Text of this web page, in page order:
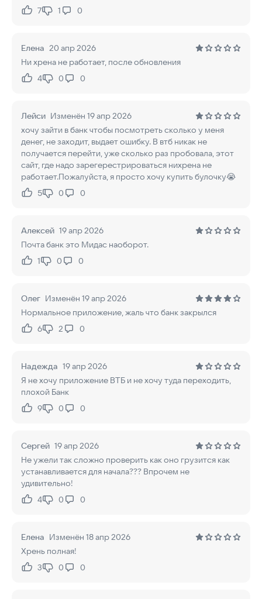
Нравится:
7Не нравится:
1 0
Елена 20 апр 2026
Ни хрена не работает, после обновления
Нравится:
4Не нравится:
0 0
Лейси Изменён 19 апр 2026
хочу зайти в банк чтобы посмотреть сколько у меня
денег, не заходит, выдает ошибку. В втб никак не
получается перейти, уже сколько раз пробовала, этот
сайт, где надо зарегерестрироваться нихрена не
работает.Пожалуйста, я просто хочу купить булочку😭
Нравится:
5Не нравится:
0 0
Алексей 19 апр 2026
Почта банк это Мидас наоборот.
Нравится:
1Не нравится:
0 0
Олег Изменён 19 апр 2026
Нормальное приложение, жаль что банк закрылся
Нравится:
6Не нравится:
2 0
Надежда 19 апр 2026
Я не хочу приложение ВТБ и не хочу туда переходить,
плохой Банк
Нравится:
9Не нравится:
0 0
Сергей 19 апр 2026
Не ужели так сложно проверить как оно грузится как
устанавливается для начала??? Впрочем не
удивительно!
Нравится:
4Не нравится:
0 0
Елена Изменён 18 апр 2026
Хрень полная!
Нравится:
3Не нравится:
0 0